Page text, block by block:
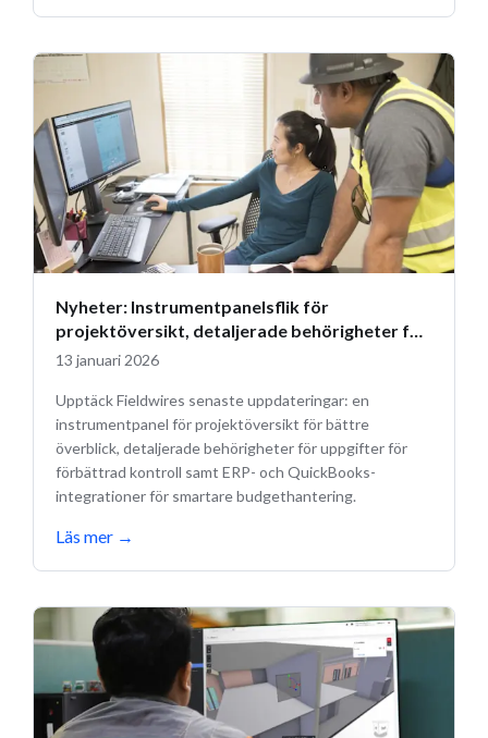
Nyheter: Instrumentpanelsflik för
projektöversikt, detaljerade behörigheter för
uppgifter och budgetuppdateringar
13 januari 2026
Upptäck Fieldwires senaste uppdateringar: en
instrumentpanel för projektöversikt för bättre
överblick, detaljerade behörigheter för uppgifter för
förbättrad kontroll samt ERP- och QuickBooks-
integrationer för smartare budgethantering.
Läs mer →